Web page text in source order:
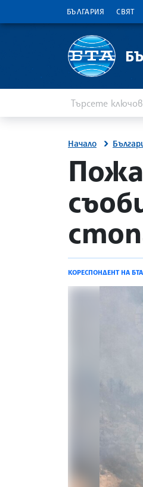
БЪЛГАРИЯ СВЯТ
Начало
КОРЕСПОНДЕНТ НА